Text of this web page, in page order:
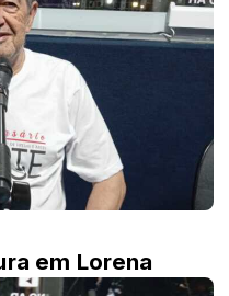
em Lorena